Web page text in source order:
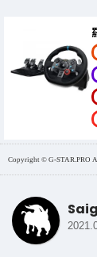
Copyright © G-STAR.PRO